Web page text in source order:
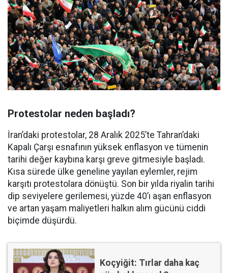
Protestolar neden başladı?
İran’daki protestolar, 28 Aralık 2025’te Tahran’daki
Kapalı Çarşı esnafının yüksek enflasyon ve tümenin
tarihi değer kaybına karşı greve gitmesiyle başladı.
Kısa sürede ülke geneline yayılan eylemler, rejim
karşıtı protestolara dönüştü. Son bir yılda riyalin tarihi
dip seviyelere gerilemesi, yüzde 40’ı aşan enflasyon
ve artan yaşam maliyetleri halkın alım gücünü ciddi
biçimde düşürdü.
Koçyiğit: Tırlar daha kaç